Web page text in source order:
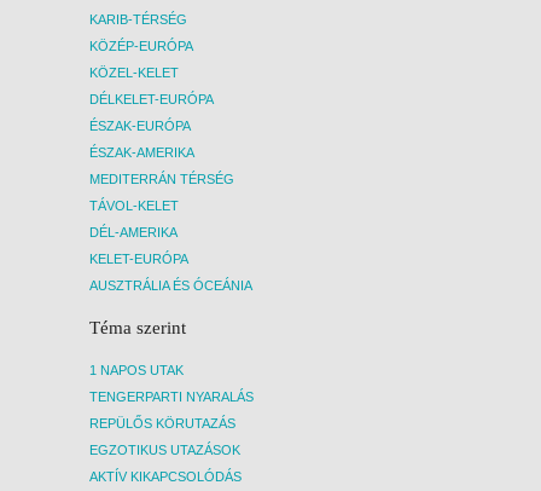
KARIB-TÉRSÉG
KÖZÉP-EURÓPA
KÖZEL-KELET
DÉLKELET-EURÓPA
ÉSZAK-EURÓPA
ÉSZAK-AMERIKA
MEDITERRÁN TÉRSÉG
TÁVOL-KELET
DÉL-AMERIKA
KELET-EURÓPA
AUSZTRÁLIA ÉS ÓCEÁNIA
Téma szerint
1 NAPOS UTAK
TENGERPARTI NYARALÁS
REPÜLŐS KÖRUTAZÁS
EGZOTIKUS UTAZÁSOK
AKTÍV KIKAPCSOLÓDÁS